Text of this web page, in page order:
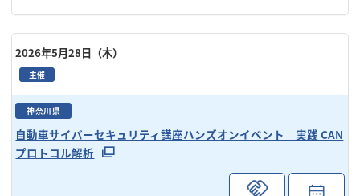
2026年5月28日（木）
主催
神奈川県
自動車サイバーセキュリティ講座ハンズオンイベント 実践 CAN
プロトコル解析